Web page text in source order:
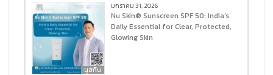
นูสกิน
มกราคม 31, 2026
Nu Skin® Sunscreen SPF 50: India’s
Daily Essential for Clear, Protected,
Glowing Skin